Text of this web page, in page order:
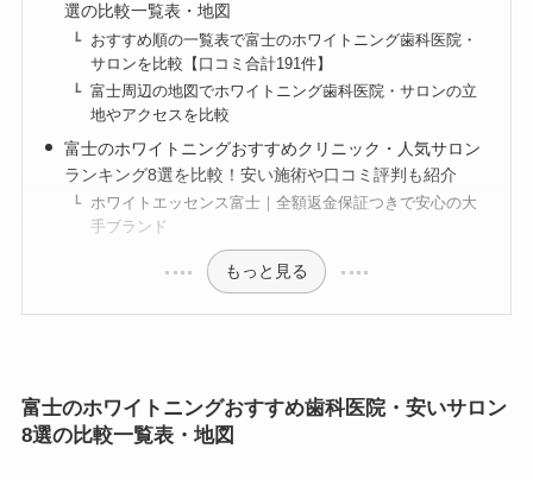
選の比較一覧表・地図
おすすめ順の一覧表で富士のホワイトニング歯科医院・
サロンを比較【口コミ合計191件】
富士周辺の地図でホワイトニング歯科医院・サロンの立
地やアクセスを比較
富士のホワイトニングおすすめクリニック・人気サロン
ランキング8選を比較！安い施術や口コミ評判も紹介
ホワイトエッセンス富士｜全額返金保証つきで安心の大
手ブランド
もっと見る
富士のホワイトニングおすすめ歯科医院・安いサロン
8選の比較一覧表・地図